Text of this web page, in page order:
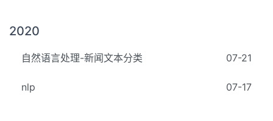
2020
自然语言处理-新闻文本分类 07-21
nlp 07-17